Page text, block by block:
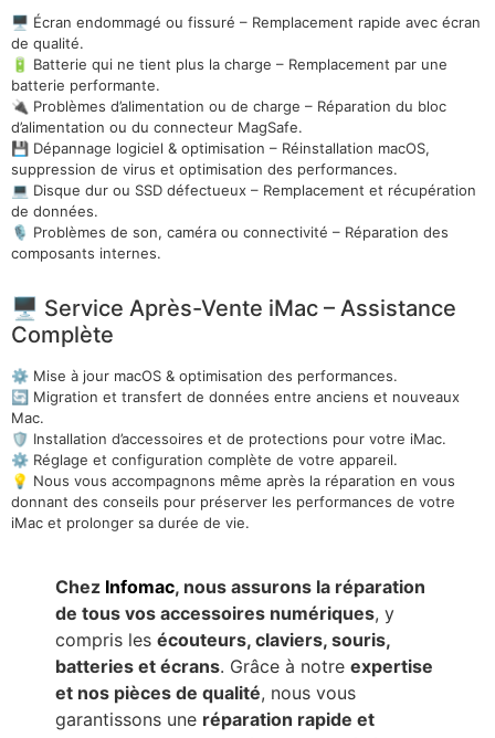
🖥 Écran endommagé ou fissuré – Remplacement rapide avec écran
de qualité.
🔋 Batterie qui ne tient plus la charge – Remplacement par une
batterie performante.
🔌 Problèmes d’alimentation ou de charge – Réparation du bloc
d’alimentation ou du connecteur MagSafe.
💾 Dépannage logiciel & optimisation – Réinstallation macOS,
suppression de virus et optimisation des performances.
💻 Disque dur ou SSD défectueux – Remplacement et récupération
de données.
🎙 Problèmes de son, caméra ou connectivité – Réparation des
composants internes.
🖥 Service Après-Vente iMac – Assistance
Complète
⚙ Mise à jour macOS & optimisation des performances.
🔄 Migration et transfert de données entre anciens et nouveaux
Mac.
🛡 Installation d’accessoires et de protections pour votre iMac.
⚙ Réglage et configuration complète de votre appareil.
💡 Nous vous accompagnons même après la réparation en vous
donnant des conseils pour préserver les performances de votre
iMac et prolonger sa durée de vie.
Chez Infomac, nous assurons la réparation
de tous vos accessoires numériques, y
compris les écouteurs, claviers, souris,
batteries et écrans. Grâce à notre expertise
et nos pièces de qualité, nous vous
garantissons une réparation rapide et